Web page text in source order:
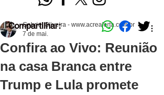
Confira ao Vivo: Reunião
na casa Branca entre
Trump e Lula promete
Gabriel Oliveira - www.acrealerta.com.br
7 de mai.
Compartilhar: